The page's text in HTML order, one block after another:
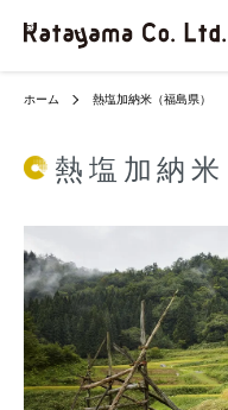
ホーム 熱塩加納米（福島県）
熱塩加納米